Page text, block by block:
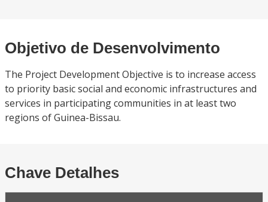
Objetivo de Desenvolvimento
The Project Development Objective is to increase access
to priority basic social and economic infrastructures and
services in participating communities in at least two
regions of Guinea-Bissau.
Chave Detalhes